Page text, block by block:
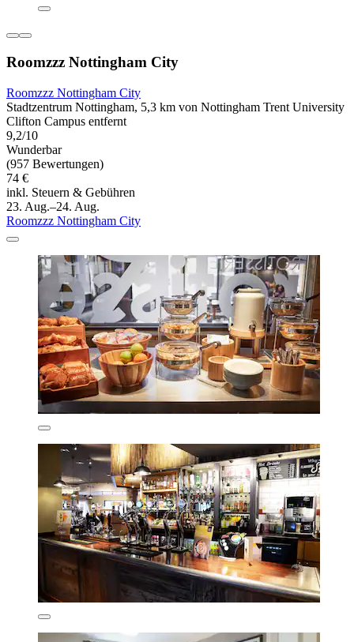
Roomzzz Nottingham City
Roomzzz Nottingham City
Stadtzentrum Nottingham, 5,3 km von Nottingham Trent University
Clifton Campus entfernt
9,2/10
Wunderbar
(957 Bewertungen)
74 €
inkl. Steuern & Gebühren
23. Aug.–24. Aug.
Roomzzz Nottingham City